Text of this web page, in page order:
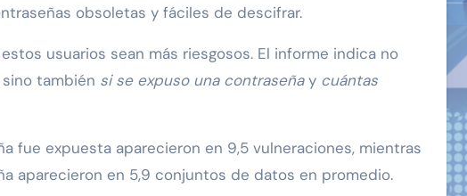
obsoletas y fáciles de descifrar.
usuarios sean más riesgosos. El informe indica no
también si se expuso una contraseñay cuántas
fue expuesta aparecieron en 9,5 vulneraciones, mientras
aparecieron en 5,9 conjuntos de datos en promedio.